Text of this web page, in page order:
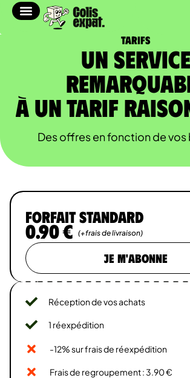
Tarifs
Un service
à un tarif
Des offres en fonction de vos
FORFAIT standard
0.90 € (+frais de livraison)
JE M'ABONNE
Réception de vos achats
1 réexpédition
-12% sur frais de réexpédition
Frais de regroupement : 3.90 €